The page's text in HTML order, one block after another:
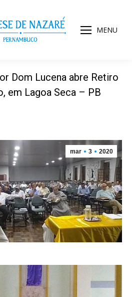
MENU
Dom Lucena abre Retiro
em Lagoa Seca – PB
mar 3 2020